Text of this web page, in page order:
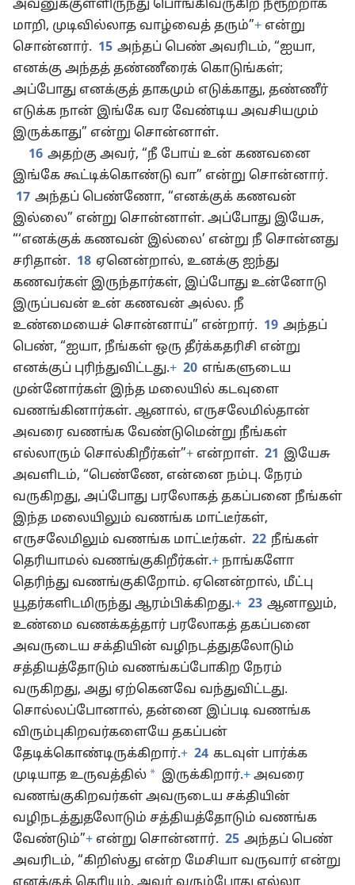
அவனுக்குள்ளிருந்து பொங்கிவருகிற நீரூற்றாக
மாறி, முடிவில்லாத வாழ்வைத் தரும்”+ என்று
சொன்னார். 15 அந்தப் பெண் அவரிடம், “ஐயா,
எனக்கு அந்தத் தண்ணீரைக் கொடுங்கள்;
அப்போது எனக்குத் தாகமும் எடுக்காது, தண்ணீர்
எடுக்க நான் இங்கே வர வேண்டிய அவசியமும்
இருக்காது” என்று சொன்னாள்.
16 அதற்கு அவர், “நீ போய் உன் கணவனை
இங்கே கூட்டிக்கொண்டு வா” என்று சொன்னார்.
17 அந்தப் பெண்ணோ, “எனக்குக் கணவன்
இல்லை” என்று சொன்னாள். அப்போது இயேசு,
“‘எனக்குக் கணவன் இல்லை’ என்று நீ சொன்னது
சரிதான். 18 ஏனென்றால், உனக்கு ஐந்து
கணவர்கள் இருந்தார்கள், இப்போது உன்னோடு
இருப்பவன் உன் கணவன் அல்ல. நீ
உண்மையைச் சொன்னாய்” என்றார். 19 அந்தப்
பெண், “ஐயா, நீங்கள் ஒரு தீர்க்கதரிசி என்று
எனக்குப் புரிந்துவிட்டது.+ 20 எங்களுடைய
முன்னோர்கள் இந்த மலையில் கடவுளை
வணங்கினார்கள். ஆனால், எருசலேமில்தான்
அவரை வணங்க வேண்டுமென்று நீங்கள்
எல்லாரும் சொல்கிறீர்கள்”+ என்றாள். 21 இயேசு
அவளிடம், “பெண்ணே, என்னை நம்பு. நேரம்
வருகிறது, அப்போது பரலோகத் தகப்பனை நீங்கள்
இந்த மலையிலும் வணங்க மாட்டீர்கள்,
எருசலேமிலும் வணங்க மாட்டீர்கள். 22 நீங்கள்
தெரியாமல் வணங்குகிறீர்கள்.+ நாங்களோ
தெரிந்து வணங்குகிறோம். ஏனென்றால், மீட்பு
யூதர்களிடமிருந்து ஆரம்பிக்கிறது.+ 23 ஆனாலும்,
உண்மை வணக்கத்தார் பரலோகத் தகப்பனை
அவருடைய சக்தியின் வழிநடத்துதலோடும்
சத்தியத்தோடும் வணங்கப்போகிற நேரம்
வருகிறது, அது ஏற்கெனவே வந்துவிட்டது.
சொல்லப்போனால், தன்னை இப்படி வணங்க
விரும்புகிறவர்களையே தகப்பன்
தேடிக்கொண்டிருக்கிறார்.+ 24 கடவுள் பார்க்க
முடியாத உருவத்தில் * இருக்கிறார்.+ அவரை
வணங்குகிறவர்கள் அவருடைய சக்தியின்
வழிநடத்துதலோடும் சத்தியத்தோடும் வணங்க
வேண்டும்”+ என்று சொன்னார். 25 அந்தப் பெண்
அவரிடம், “கிறிஸ்து என்ற மேசியா வருவார் என்று